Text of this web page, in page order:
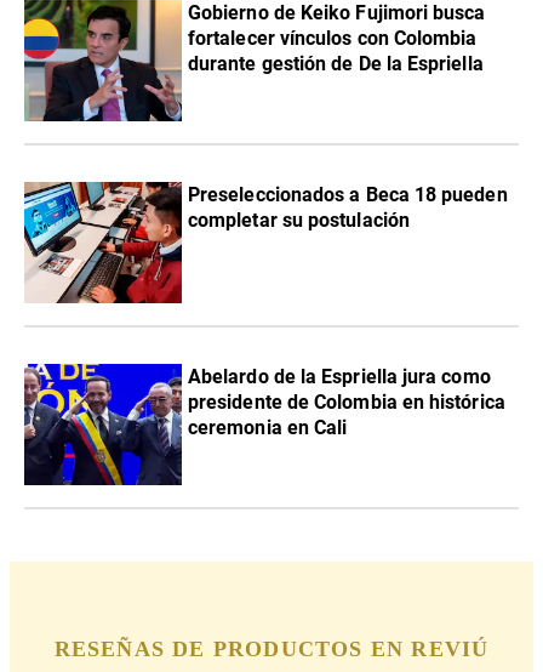
Gobierno de Keiko Fujimori busca
fortalecer vínculos con Colombia
durante gestión de De la Espriella
Preseleccionados a Beca 18 pueden
completar su postulación
Abelardo de la Espriella jura como
presidente de Colombia en histórica
ceremonia en Cali